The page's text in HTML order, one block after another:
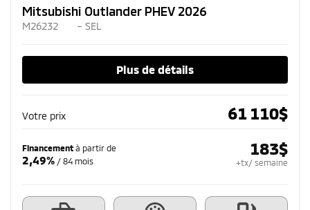
Mitsubishi Outlander PHEV 2026
M26232 – SEL
Plus de détails
Votre prix 61 110$
Financement à partir de
2,49% / 84 mois
183$
+tx/ semaine